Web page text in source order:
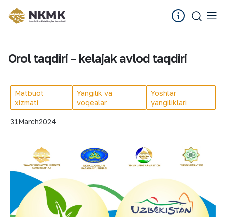
Orol taqdiri – kelajak avlod taqdiri
Matbuot
xizmati
Yangilik va
voqealar
Yoshlar
yangiliklari
31March2024